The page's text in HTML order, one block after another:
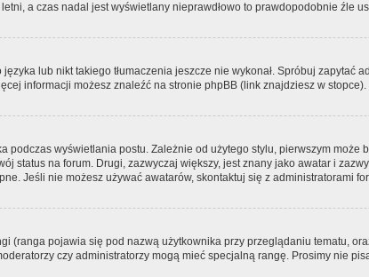
a czas nadal jest wyświetlany nieprawdłowo to prawdopodobnie źle
lub nikt takiego tłumaczenia jeszcze nie wykonał. Spróbuj zapytać
informacji możesz znaleźć na stronie phpBB (link znajdziesz w stopce).
podczas wyświetlania postu. Zależnie od użytego stylu, pierwszym
status na forum. Drugi, zazwyczaj większy, jest znany jako awatar i
Jeśli nie możesz używać awatarów, skontaktuj się z administratorami
(ranga pojawia się pod nazwą użytkownika przy przeglądaniu tematu,
czy administratorzy mogą mieć specjalną rangę. Prosimy nie